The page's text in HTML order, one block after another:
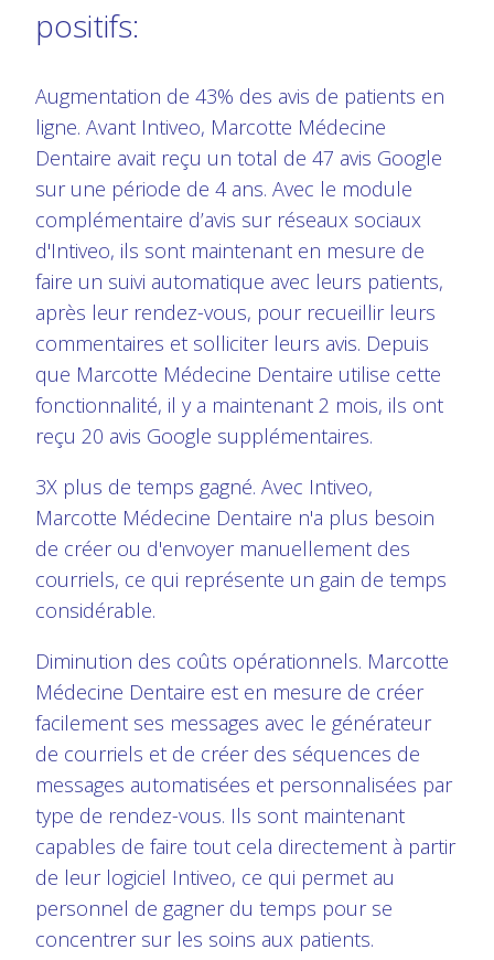
positifs:
Augmentation de 43% des avis de patients en
ligne. Avant Intiveo, Marcotte Médecine
Dentaire avait reçu un total de 47 avis Google
sur une période de 4 ans. Avec le module
complémentaire d’avis sur réseaux sociaux
d'Intiveo, ils sont maintenant en mesure de
faire un suivi automatique avec leurs patients,
après leur rendez-vous, pour recueillir leurs
commentaires et solliciter leurs avis. Depuis
que Marcotte Médecine Dentaire utilise cette
fonctionnalité, il y a maintenant 2 mois, ils ont
reçu 20 avis Google supplémentaires.
3X plus de temps gagné. Avec Intiveo,
Marcotte Médecine Dentaire n'a plus besoin
de créer ou d'envoyer manuellement des
courriels, ce qui représente un gain de temps
considérable.
Diminution des coûts opérationnels. Marcotte
Médecine Dentaire est en mesure de créer
facilement ses messages avec le générateur
de courriels et de créer des séquences de
messages automatisées et personnalisées par
type de rendez-vous. Ils sont maintenant
capables de faire tout cela directement à partir
de leur logiciel Intiveo, ce qui permet au
personnel de gagner du temps pour se
concentrer sur les soins aux patients.